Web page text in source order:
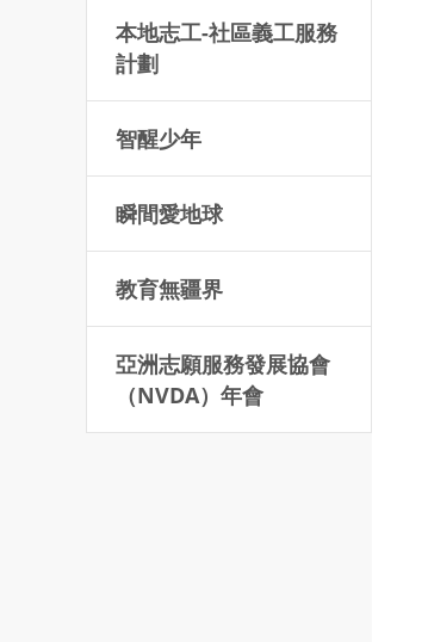
本地志工-社區義工服務
計劃
智醒少年
瞬間愛地球
教育無疆界
亞洲志願服務發展協會
（NVDA）年會